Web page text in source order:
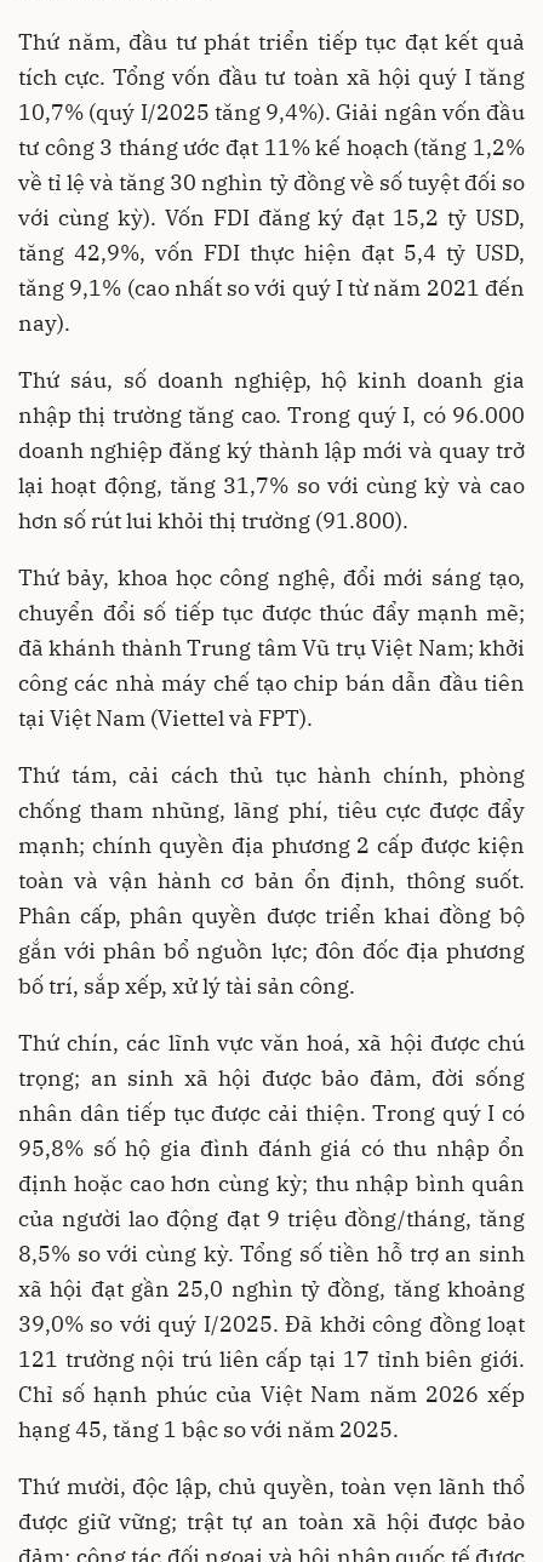
Thứ năm, đầu tư phát triển tiếp tục đạt kết quả
tích cực. Tổng vốn đầu tư toàn xã hội quý I tăng
10,7% (quý I/2025 tăng 9,4%). Giải ngân vốn đầu
tư công 3 tháng ước đạt 11% kế hoạch (tăng 1,2%
về tỉ lệ và tăng 30 nghìn tỷ đồng về số tuyệt đối so
với cùng kỳ). Vốn FDI đăng ký đạt 15,2 tỷ USD,
tăng 42,9%, vốn FDI thực hiện đạt 5,4 tỷ USD,
tăng 9,1% (cao nhất so với quý I từ năm 2021 đến
nay).
Thứ sáu, số doanh nghiệp, hộ kinh doanh gia
nhập thị trường tăng cao. Trong quý I, có 96.000
doanh nghiệp đăng ký thành lập mới và quay trở
lại hoạt động, tăng 31,7% so với cùng kỳ và cao
hơn số rút lui khỏi thị trường (91.800).
Thứ bảy, khoa học công nghệ, đổi mới sáng tạo,
chuyển đổi số tiếp tục được thúc đẩy mạnh mẽ;
đã khánh thành Trung tâm Vũ trụ Việt Nam; khởi
công các nhà máy chế tạo chip bán dẫn đầu tiên
tại Việt Nam (Viettel và FPT).
Thứ tám, cải cách thủ tục hành chính, phòng
chống tham nhũng, lãng phí, tiêu cực được đẩy
mạnh; chính quyền địa phương 2 cấp được kiện
toàn và vận hành cơ bản ổn định, thông suốt.
Phân cấp, phân quyền được triển khai đồng bộ
gắn với phân bổ nguồn lực; đôn đốc địa phương
bố trí, sắp xếp, xử lý tài sản công.
Thứ chín, các lĩnh vực văn hoá, xã hội được chú
trọng; an sinh xã hội được bảo đảm, đời sống
nhân dân tiếp tục được cải thiện. Trong quý I có
95,8% số hộ gia đình đánh giá có thu nhập ổn
định hoặc cao hơn cùng kỳ; thu nhập bình quân
của người lao động đạt 9 triệu đồng/tháng, tăng
8,5% so với cùng kỳ. Tổng số tiền hỗ trợ an sinh
xã hội đạt gần 25,0 nghìn tỷ đồng, tăng khoảng
39,0% so với quý I/2025. Đã khởi công đồng loạt
121 trường nội trú liên cấp tại 17 tỉnh biên giới.
Chỉ số hạnh phúc của Việt Nam năm 2026 xếp
hạng 45, tăng 1 bậc so với năm 2025.
Thứ mười, độc lập, chủ quyền, toàn vẹn lãnh thổ
được giữ vững; trật tự an toàn xã hội được bảo